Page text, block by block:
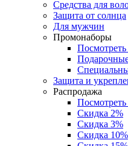
Средства для
Защита от солнца
Для мужчин
Промонаборы
Защита и
Распродажа
Скидка 2%
Скидка 3%
Скидка 10%